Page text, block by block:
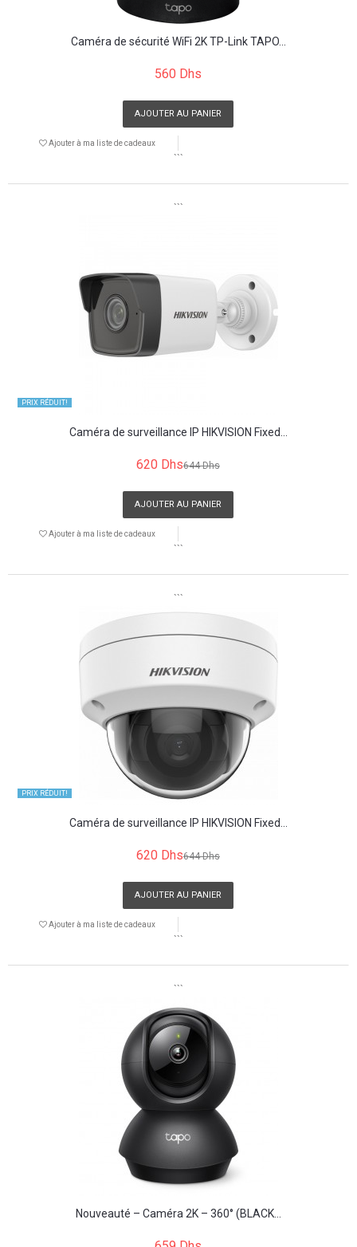
Caméra de sécurité WiFi 2K TP-Link TAPO...
560 Dhs
AJOUTER AU PANIER
Ajouter à ma liste de cadeaux
```
```
Caméra de surveillance IP HIKVISION Fixed...
620 Dhs644 Dhs
PRIX ​​RÉDUIT!
AJOUTER AU PANIER
Ajouter à ma liste de cadeaux
```
```
Caméra de surveillance IP HIKVISION Fixed...
620 Dhs644 Dhs
PRIX ​​RÉDUIT!
AJOUTER AU PANIER
Ajouter à ma liste de cadeaux
```
```
Nouveauté – Caméra 2K – 360° (BLACK...